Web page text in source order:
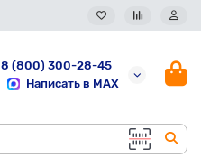
8 (800) 300-28-45
Написать в MAX